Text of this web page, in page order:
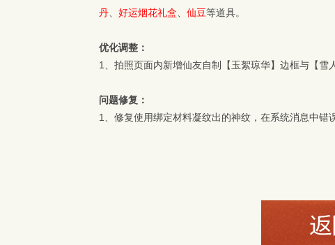
丹
好运烟花礼盒 仙豆等道具。
优化调整：
1、拍照页面内新增仙友自制【玉絮琼华】边框与【雪
问题修复：
1、修复使用绑定材料凝纹出的神纹，在系统消息中错